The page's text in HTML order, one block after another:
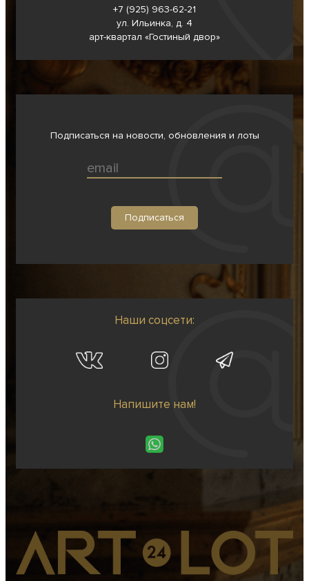
+7 (925) 963-62-21
ул. Ильинка, д. 4
арт-квартал «Гостиный двор»
Подписаться на новости, обновления и лоты
Наши соцсети:
Напишите нам!